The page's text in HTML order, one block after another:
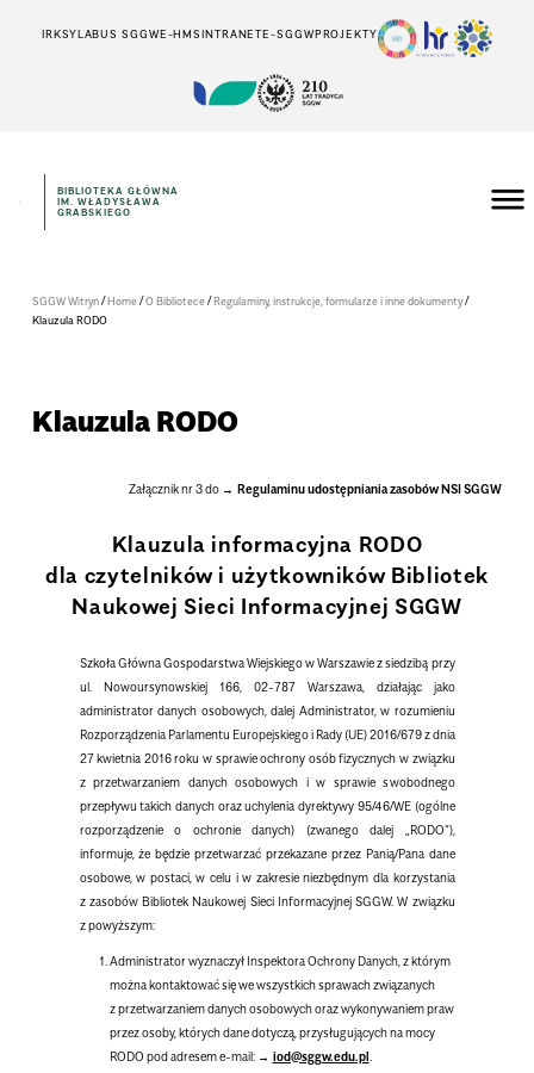
IRKSYLABUS SGGWE-HMSINTRANETE-SGGWPROJEKTY
BIBLIOTEKA GŁÓWNA
IM. WŁADYSŁAWA
GRABSKIEGO
SGGW Witryn/Home/O Bibliotece/Regulaminy, instrukcje, formularze i inne dokumenty/
Klauzula RODO
Klauzula RODO
Załącznik nr 3 do Regulaminu udostępniania zasobów NSI SGGW
Klauzula informacyjna RODO
dla czytelników i użytkowników Bibliotek
Naukowej Sieci Informacyjnej SGGW
Szkoła Główna Gospodarstwa Wiejskiego w Warszawie z siedzibą przy
ul. Nowoursynowskiej 166, 02-787 Warszawa, działając jako
administrator danych osobowych, dalej Administrator, w rozumieniu
Rozporządzenia Parlamentu Europejskiego i Rady (UE) 2016/679 z dnia
27 kwietnia 2016 roku w sprawie ochrony osób fizycznych w związku
z przetwarzaniem danych osobowych i w sprawie swobodnego
przepływu takich danych oraz uchylenia dyrektywy 95/46/WE (ogólne
rozporządzenie o ochronie danych) (zwanego dalej „RODO”),
informuje, że będzie przetwarzać przekazane przez Panią/Pana dane
osobowe, w postaci, w celu i w zakresie niezbędnym dla korzystania
z zasobów Bibliotek Naukowej Sieci Informacyjnej SGGW. W związku
z powyższym:
Administrator wyznaczył Inspektora Ochrony Danych, z którym
można kontaktować się we wszystkich sprawach związanych
z przetwarzaniem danych osobowych oraz wykonywaniem praw
przez osoby, których dane dotyczą, przysługujących na mocy
RODO pod adresem e-mail:
iod@sggw.edu.pl